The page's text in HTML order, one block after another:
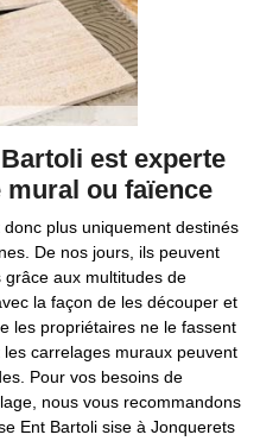
est experte
mural ou faïence
plus uniquement destinés
De nos jours, ils peuvent
aux multitudes de
la façon de les découper et
les propriétaires ne le fassent
carrelages muraux peuvent
Pour vos besoins de
nous vous recommandons
Ent Bartoli sise à Jonquerets